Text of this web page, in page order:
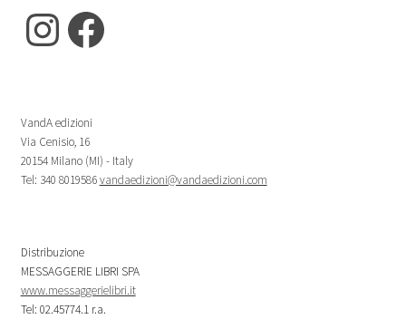
Instagram
Facebook
VandA edizioni
Via Cenisio, 16
20154 Milano (MI) - Italy
Tel: 340 8019586vandaedizioni@vandaedizioni.com
Distribuzione
MESSAGGERIE LIBRI SPA
www.messaggerielibri.it
Tel: 02.45774.1 r.a.